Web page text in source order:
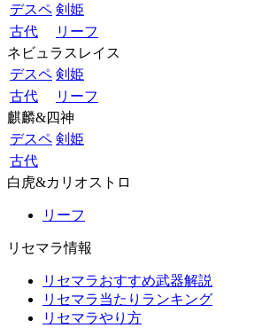
デスペ 剣姫
古代
リーフ
ネビュラスレイス
デスペ 剣姫
古代
リーフ
麒麟&四神
デスペ 剣姫
古代
白虎&カリオストロ
リーフ
リセマラ情報
リセマラおすすめ武器解説
リセマラ当たりランキング
リセマラやり方